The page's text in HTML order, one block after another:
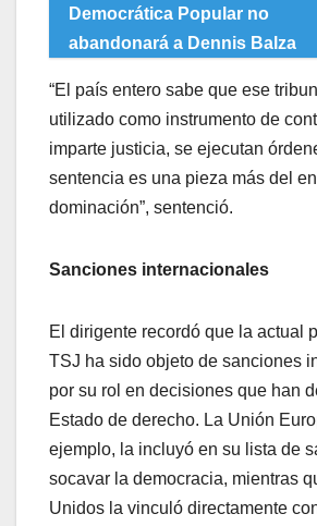
Democrática Popular no
abandonará a Dennis Balza
​“El país entero sabe que ese
utilizado como instrumento de
imparte justicia, se ejecutan
sentencia es una pieza más del
dominación”, sentenció.
Sanciones internacionales
​El dirigente recordó que la actual
TSJ ha sido objeto de sanciones
por su rol en decisiones que han
Estado de derecho. La Unión
ejemplo, la incluyó en su lista de
socavar la democracia, mientras
Unidos la vinculó directamente